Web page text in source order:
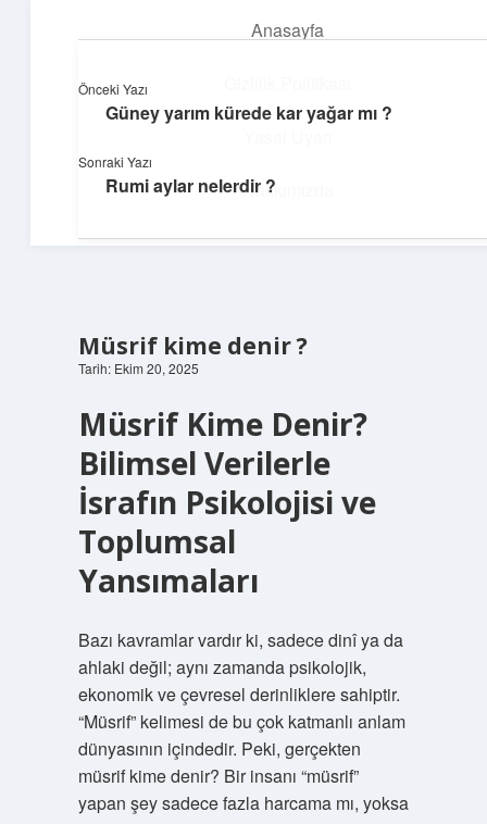
Anasayfa
Hakkımızda
Ufak Ayrıntılar
Göz atmalık, düşündürmelik kısa bilgiler.
Müsrif kime denir ?
Tarih: Ekim 20, 2025
Müsrif Kime Denir?
Bilimsel Verilerle
İsrafın Psikolojisi ve
Toplumsal
Yansımaları
Bazı kavramlar vardır ki, sadece dinî ya da
ahlaki değil; aynı zamanda psikolojik,
ekonomik ve çevresel derinliklere sahiptir.
“Müsrif” kelimesi de bu çok katmanlı anlam
dünyasının içindedir. Peki, gerçekten
müsrif kime denir? Bir insanı “müsrif”
yapan şey sadece fazla harcama mı, yoksa
Önceki Yazı
Güney yarım kürede kar yağar mı ?
Sonraki Yazı
Rumi aylar nelerdir ?